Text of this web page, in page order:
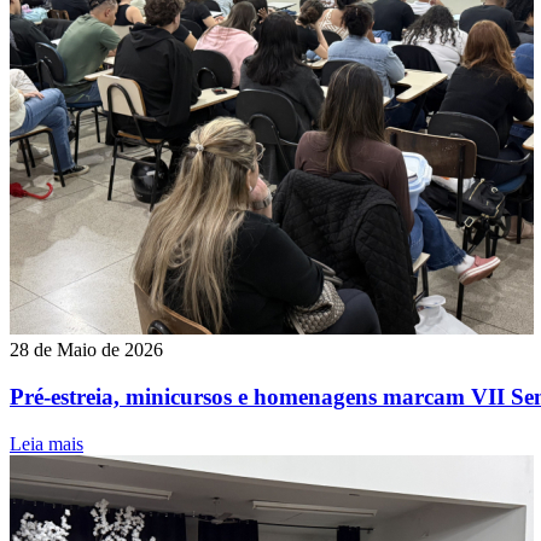
28 de Maio de 2026
Pré-estreia, minicursos e homenagens marcam VII
Leia mais